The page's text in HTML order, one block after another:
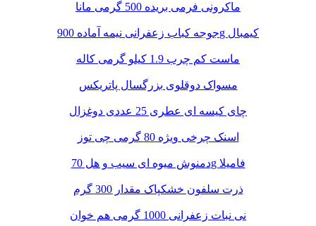
ماکرونی فرمی بریده 500 گرمی مانا
جوجه کباب زعفرانی نیمه آماده 900g کیمبال
ماست کم چرب 1.9 کیلو گرمی کاله
مسواک دوقلوی بزرگسال پاتریکس
چای کیسه ای عطری 25 عددی دوغزال
اسنک چرخی ویژه 80 گرمی چی توز
دمنوش میوه ای سیب و هل 70g فامیلا
ذرت سلفون خشکپاک مقدار 300 گرم
نی نبات زعفرانی 1000 گرمی هم خوان